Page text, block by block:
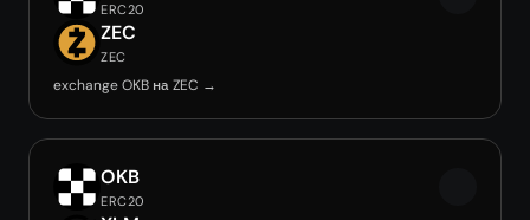
ERC20
ZEC
ZEC
exchange OKB на ZEC →
OKB
ERC20